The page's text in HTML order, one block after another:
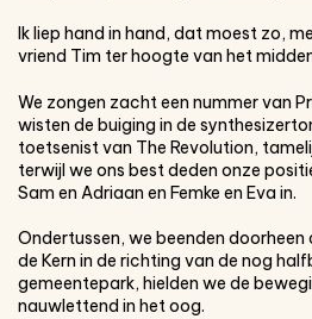
Ik liep hand in hand, dat moest zo,
vriend Tim ter hoogte van het
We zongen zacht een nummer van
wisten de buiging in de
toetsenist van The Revolution,
terwijl we ons best deden onze
Sam en Adriaan en Femke en Eva in.
Ondertussen, we beenden
de Kern in de richting van de nog
gemeentepark, hielden we de
nauwlettend in het oog.